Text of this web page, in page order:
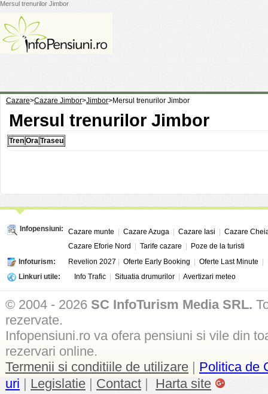
Mersul trenurilor Jimbor
Cazare>Cazare Jimbor>Jimbor>Mersul trenurilor Jimbor
Mersul trenurilor Jimbor
Tren Ora Traseu
Infopensiuni: Cazare munte Cazare Azuga Cazare Iasi
Cazare
Cazare Eforie Nord
Tarife cazare
Poze de la turisti
Infoturism:
Revelion 2027 Oferte Early Booking Oferte Last Minute
Linkuri utile:
Info Trafic Situatia drumurilor Avertizari meteo
© 2004 - 2026 SC InfoTurism Media SRL.
rezervate.
Infopensiuni.ro va ofera pensiuni si vile din
rezervari online.
Termenii si conditiile de utilizare | Politica de
uri | Legislatie | Contact | Harta site